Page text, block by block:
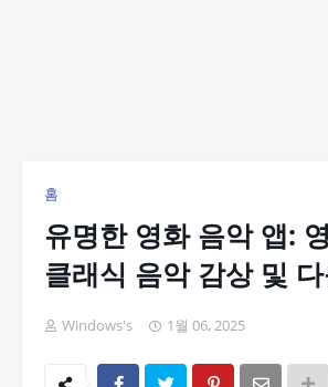
홈
유명한 영화 음악 앱:
클래식 음악 감상 및
Windows's 1월 06, 2025